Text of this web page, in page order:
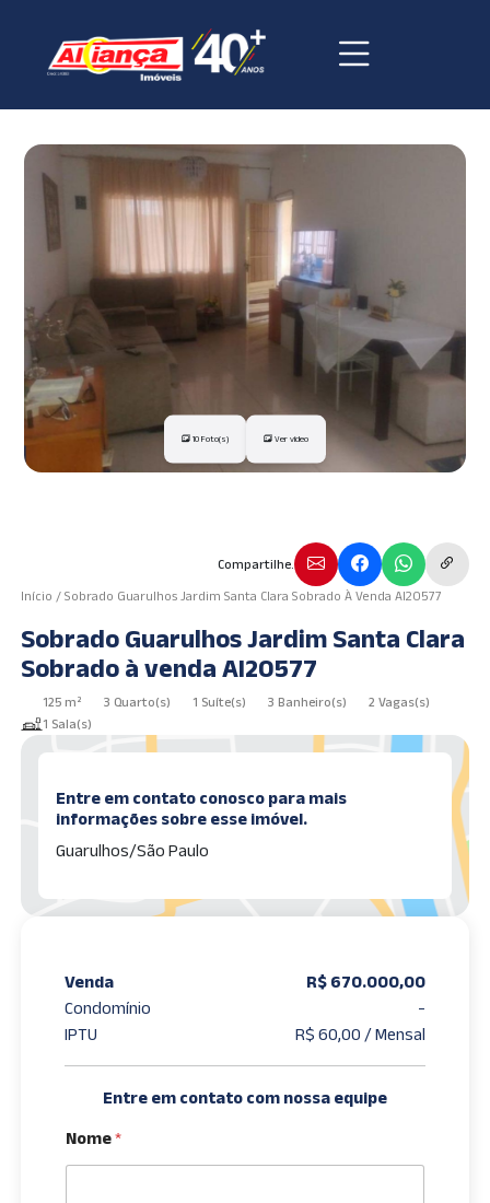
10 Foto(s) Ver vídeo
Compartilhe.
Início /Sobrado Guarulhos Jardim Santa Clara Sobrado À Venda AI20577
Sobrado Guarulhos Jardim Santa Clara
Sobrado à venda AI20577
125 m² 3 Quarto(s) 1 Suíte(s) 3 Banheiro(s)
2 Vagas(s)
1 Sala(s)
Entre em contato conosco para mais
informações sobre esse imóvel.
Guarulhos/São Paulo
Venda
R$ 670.000,00
Condomínio
-
IPTU
R$ 60,00 / Mensal
Entre em contato com nossa equipe
Nome*